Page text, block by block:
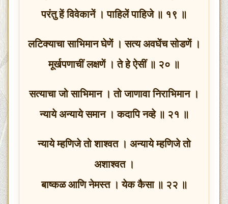
परंतु हें विवेकानें । पाहिलें पाहिजे ॥ १९ ॥
लटिक्याचा साभिमान घेणें । सत्य अवघेंच सोडणें ।
मूर्खपणाचीं लक्षणें । ते हे ऐसीं ॥ २० ॥
सत्याचा जो साभिमान । तो जाणावा निराभिमान ।
न्याये अन्याये समान । कदापि नव्हे ॥ २१ ॥
न्याये म्हणिजे तो शाश्वत । अन्याये म्हणिजे तो
अशाश्वत ।
बाष्कळ आणि नेमस्त । येक कैसा ॥ २२ ॥